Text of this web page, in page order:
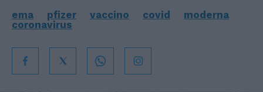
ema pfizer vaccino covid
moderna
coronavirus